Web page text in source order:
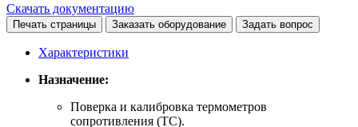
Скачать документацию
Печать страницы Заказать оборудование Задать вопрос
Характеристики
Назначение:
Поверка и калибровка термометров
сопротивления (ТС).